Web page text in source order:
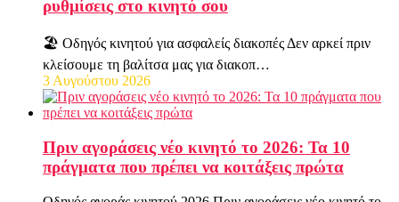
ρυθμίσεις στο κινητό σου
🏖️ Οδηγός κινητού για ασφαλείς διακοπές Δεν αρκεί πριν
κλείσουμε τη βαλίτσα μας για διακοπ…
3 Αυγούστου 2026
Πριν αγοράσεις νέο κινητό το 2026: Τα 10
πράγματα που πρέπει να κοιτάξεις πρώτα